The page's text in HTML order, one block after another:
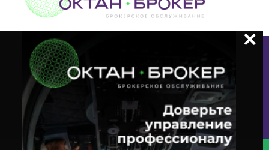
+7 (3812) 29-00-92
г.Омск ул.Красный Путь, 109 оф.510